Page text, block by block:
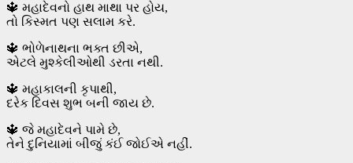
🔱 મહાદેવનો હાથ માથા પર હોય,
તો કિસ્મત પણ સલામ કરે.
🔱 ભોળેનાથના ભક્ત છીએ,
એટલે મુશ્કેલીઓથી ડરતા નથી.
🔱 મહાકાલની કૃપાથી,
દરેક દિવસ શુભ બની જાય છે.
🔱 જે મહાદેવને પામે છે,
તેને દુનિયામાં બીજું કંઈ જોઈએ નહીં.